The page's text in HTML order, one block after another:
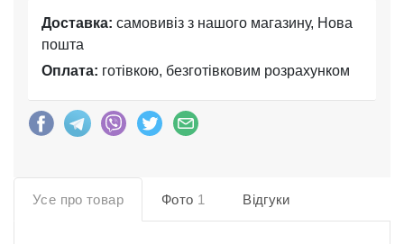
Доставка: самовивіз з нашого магазину, Нова
пошта
Оплата: готівкою, безготівковим розрахунком
Усе про товар Фото 1 Відгуки